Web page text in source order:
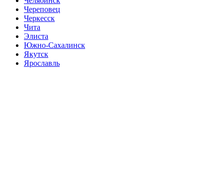
Череповец
Черкесск
Чита
Элиста
Южно-Сахалинск
Якутск
Ярославль